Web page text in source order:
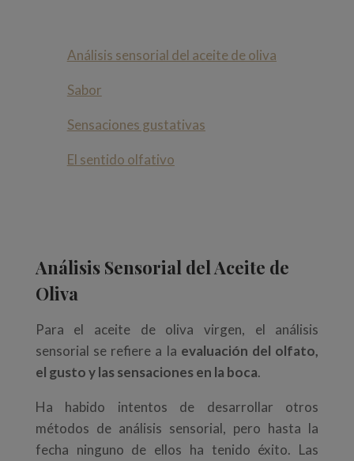
Análisis sensorial del aceite de oliva
Sabor
Sensaciones gustativas
El sentido olfativo
Análisis Sensorial del Aceite de
Oliva
Para el aceite de oliva virgen, el análisis
sensorial se refiere a la evaluación del olfato,
el gusto y las sensaciones en la boca.
Ha habido intentos de desarrollar otros
métodos de análisis sensorial, pero hasta la
fecha ninguno de ellos ha tenido éxito. Las